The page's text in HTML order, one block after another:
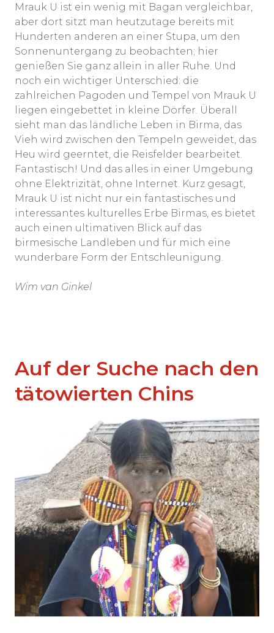
Mrauk U ist ein wenig mit Bagan vergleichbar,
aber dort sitzt man heutzutage bereits mit
Hunderten anderen an einer Stupa, um den
Sonnenuntergang zu beobachten; hier
genießen Sie ganz allein in aller Ruhe. Und
noch ein wichtiger Unterschied: die
zahlreichen Pagoden und Tempel von Mrauk U
liegen eingebettet in kleine Dörfer. Überall
sieht man das ländliche Leben in Birma, das
Vieh wird zwischen den Tempeln geweidet, das
Heu wird geerntet, die Reisfelder bearbeitet.
Fantastisch! Und das alles in einer Umgebung
ohne Elektrizität, ohne Internet. Kurz gesagt,
Mrauk U ist nicht nur ein fantastisches und
interessantes kulturelles Erbe Birmas, es bietet
auch einen ultimativen Blick auf das
birmesische Landleben und für mich eine
wunderbare Form der Entschleunigung.
Wim van Ginkel
Auf der Suche nach den
tätowierten Chins